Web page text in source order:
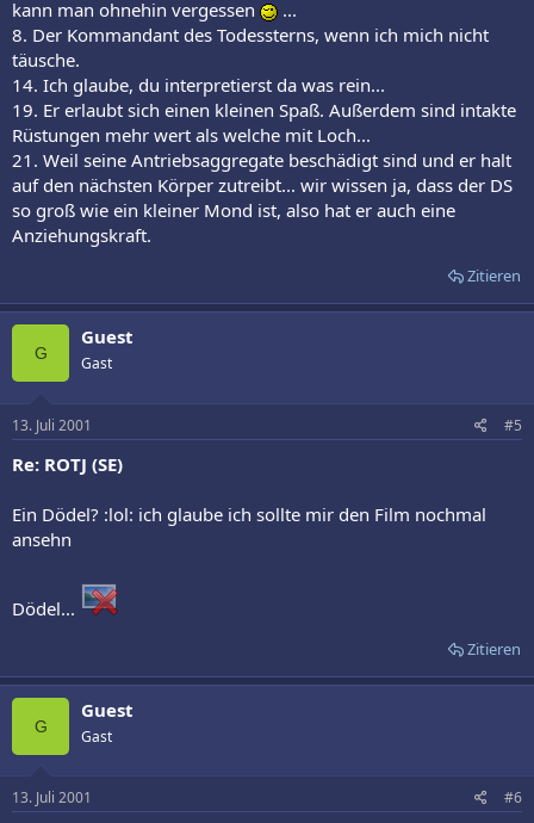
kann man ohnehin vergessen
...
8. Der Kommandant des Todessterns, wenn ich mich nicht
täusche.
14. Ich glaube, du interpretierst da was rein...
19. Er erlaubt sich einen kleinen Spaß. Außerdem sind intakte
Rüstungen mehr wert als welche mit Loch...
21. Weil seine Antriebsaggregate beschädigt sind und er halt
auf den nächsten Körper zutreibt... wir wissen ja, dass der DS
so groß wie ein kleiner Mond ist, also hat er auch eine
Anziehungskraft.
Zitieren
G
Guest
Gast
13. Juli 2001 #5
Re: ROTJ (SE)
Ein Dödel? :lol: ich glaube ich sollte mir den Film nochmal
ansehn
Dödel...
Zitieren
G
Guest
Gast
13. Juli 2001 #6